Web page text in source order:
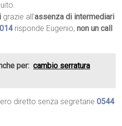
grazie all’assenza di intermediari
risponde Eugenio,non un call
per: cambio serratura
diretto senza segretarie0544